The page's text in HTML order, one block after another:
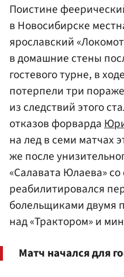
Поистине
в Новосибирске
ярославский
в домашние стены
гостевого турне, в
потерпели три
из следствий этого
отказов форварда
на лед в семи матчах
же после
«Салавата Юлаева» со
реабилитировался
болельщиками двумя
над «Трактором» и
Матч начался для